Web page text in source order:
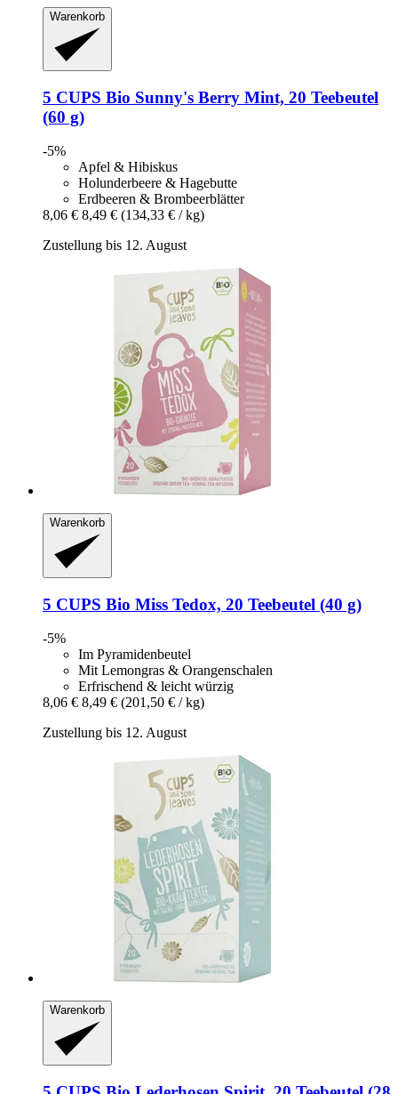
Warenkorb
5 CUPS Bio Sunny's Berry Mint, 20 Teebeutel
(60 g)
-5%
Apfel & Hibiskus
Holunderbeere & Hagebutte
Erdbeeren & Brombeerblätter
8,06 € 8,49 € (134,33 € / kg)
Zustellung bis 12. August
Warenkorb
5 CUPS Bio Miss Tedox, 20 Teebeutel (40 g)
-5%
Im Pyramidenbeutel
Mit Lemongras & Orangenschalen
Erfrischend & leicht würzig
8,06 € 8,49 € (201,50 € / kg)
Zustellung bis 12. August
Warenkorb